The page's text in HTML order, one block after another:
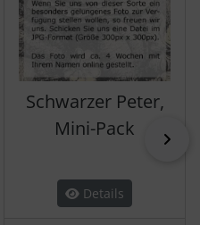
Schwarzer Peter,
Mini-Pack
Details